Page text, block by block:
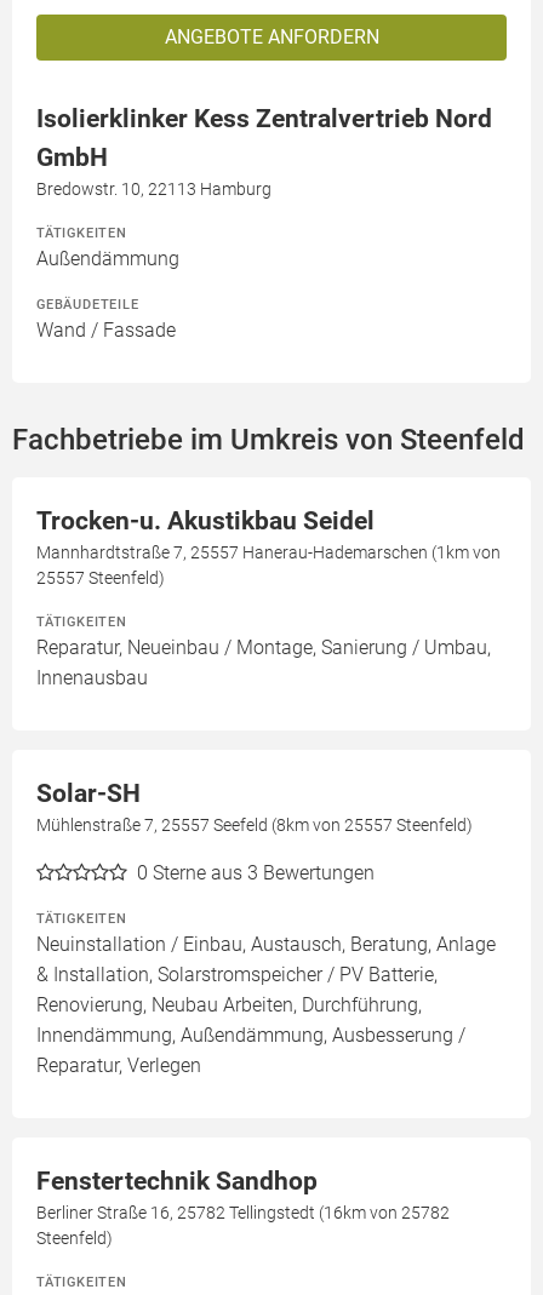
ANGEBOTE ANFORDERN
Isolierklinker Kess Zentralvertrieb Nord
GmbH
Bredowstr. 10, 22113 Hamburg
TÄTIGKEITEN
Außendämmung
GEBÄUDETEILE
Wand / Fassade
Fachbetriebe im Umkreis von Steenfeld
Trocken-u. Akustikbau Seidel
Mannhardtstraße 7, 25557 Hanerau-Hademarschen (1km von
25557 Steenfeld)
TÄTIGKEITEN
Reparatur, Neueinbau / Montage, Sanierung / Umbau,
Innenausbau
Solar-SH
Mühlenstraße 7, 25557 Seefeld (8km von 25557 Steenfeld)
0 Sterne aus 3 Bewertungen
TÄTIGKEITEN
Neuinstallation / Einbau, Austausch, Beratung, Anlage
& Installation, Solarstromspeicher / PV Batterie,
Renovierung, Neubau Arbeiten, Durchführung,
Innendämmung, Außendämmung, Ausbesserung /
Reparatur, Verlegen
Fenstertechnik Sandhop
Berliner Straße 16, 25782 Tellingstedt (16km von 25782
Steenfeld)
TÄTIGKEITEN